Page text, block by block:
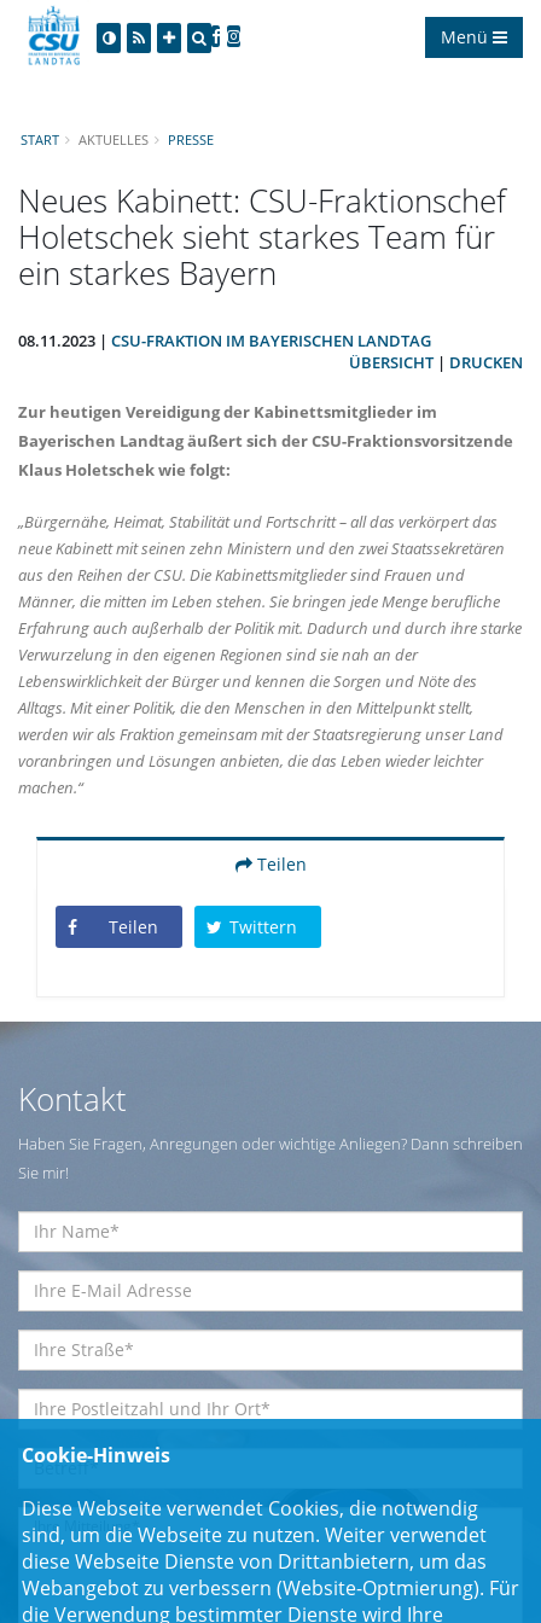
Menü
START AKTUELLES PRESSE
Neues Kabinett: CSU-Fraktionschef
Holetschek sieht starkes Team für
ein starkes Bayern
08.11.2023 | CSU-FRAKTION IM BAYERISCHEN LANDTAG
ÜBERSICHT| DRUCKEN
Zur heutigen Vereidigung der Kabinettsmitglieder im
Bayerischen Landtag äußert sich der CSU-Fraktionsvorsitzende
Klaus Holetschek wie folgt:
Bürgernähe, Heimat, Stabilität und Fortschritt – all das verkörpert das
neue Kabinett mit seinen zehn Ministern und den zwei Staatssekretären
aus den Reihen der CSU. Die Kabinettsmitglieder sind Frauen und
Männer, die mitten im Leben stehen. Sie bringen jede Menge berufliche
Erfahrung auch außerhalb der Politik mit. Dadurch und durch ihre starke
Verwurzelung in den eigenen Regionen sind sie nah an der
Lebenswirklichkeit der Bürger und kennen die Sorgen und Nöte des
Alltags. Mit einer Politik, die den Menschen in den Mittelpunkt stellt,
werden wir als Fraktion gemeinsam mit der Staatsregierung unser Land
voranbringen und Lösungen anbieten, die das Leben wieder leichter
machen.“
Teilen
Teilen Twittern
Kontakt
Haben Sie Fragen, Anregungen oder wichtige Anliegen? Dann schreiben
Sie mir!
Cookie-Hinweis
Diese Webseite verwendet Cookies, die notwendig
sind, um die Webseite zu nutzen. Weiter verwendet
diese Webseite Dienste von Drittanbietern, um das
Webangebot zu verbessern (Website-Optmierung). Für
die Verwendung bestimmter Dienste wird Ihre